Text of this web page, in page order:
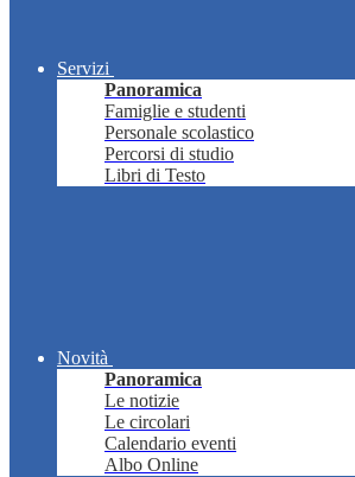
Servizi
Panoramica
Famiglie e studenti
Personale scolastico
Percorsi di studio
Libri di Testo
Novità
Panoramica
Le notizie
Le circolari
Calendario eventi
Albo Online